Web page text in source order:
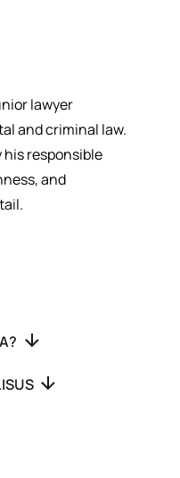
lawyer
and criminal law.
his responsible
and